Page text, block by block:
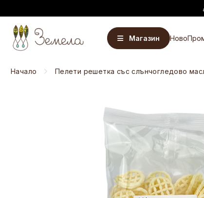
Магазин Ново
Начало Пелети решетка със слънчогледово